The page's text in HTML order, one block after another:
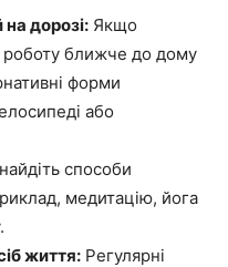
дорозі: Якщо
ближче до дому
форми
або
способи
медитацію, йога
життя: Регулярні